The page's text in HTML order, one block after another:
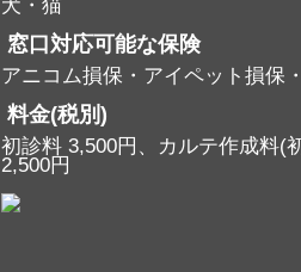
犬・猫
窓口対応可能な保険
アニコム損保・アイペット損保
料金(税別)
初診料 3,500円、カルテ作成料(
2,500円